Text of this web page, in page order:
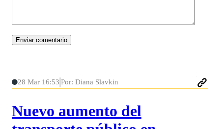
28 Mar 16:53 Por: Diana Slavkin
Nuevo aumento del